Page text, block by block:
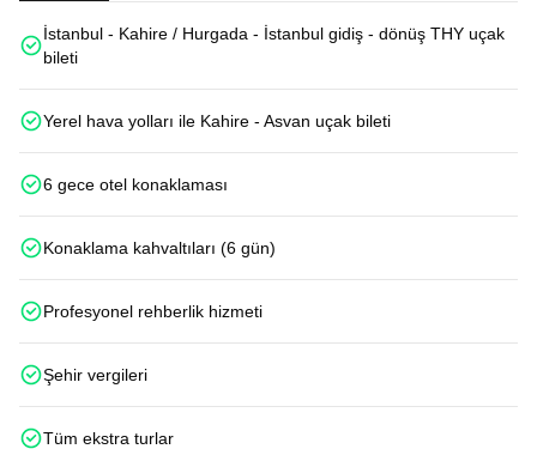
İstanbul - Kahire / Hurgada - İstanbul gidiş - dönüş THY uçak
bileti
Yerel hava yolları ile Kahire - Asvan uçak bileti
6 gece otel konaklaması
Konaklama kahvaltıları (6 gün)
Profesyonel rehberlik hizmeti
Şehir vergileri
Tüm ekstra turlar